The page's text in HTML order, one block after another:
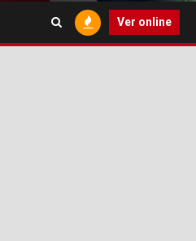
Ver online